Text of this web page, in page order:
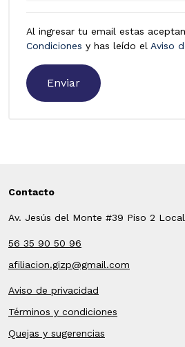
Al ingresar tu email estas
Condiciones y has leído el Aviso
Contacto
Av. Jesús del Monte #39 Piso 2
56 35 90 50 96
afiliacion.gizp@gmail.com
Aviso de privacidad
Términos y condiciones
Quejas y sugerencias